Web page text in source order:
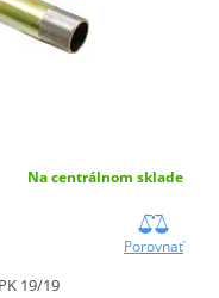
Na centrálnom sklade
Porovnať
19/19